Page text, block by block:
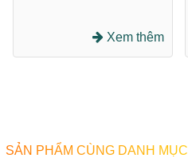
Xem thêm
SẢN PHẨM CÙNG DANH MỤC